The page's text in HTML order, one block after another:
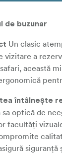
de buzunar
Un clasic
vizitare a
această
întâlnește
optică de
facultăți